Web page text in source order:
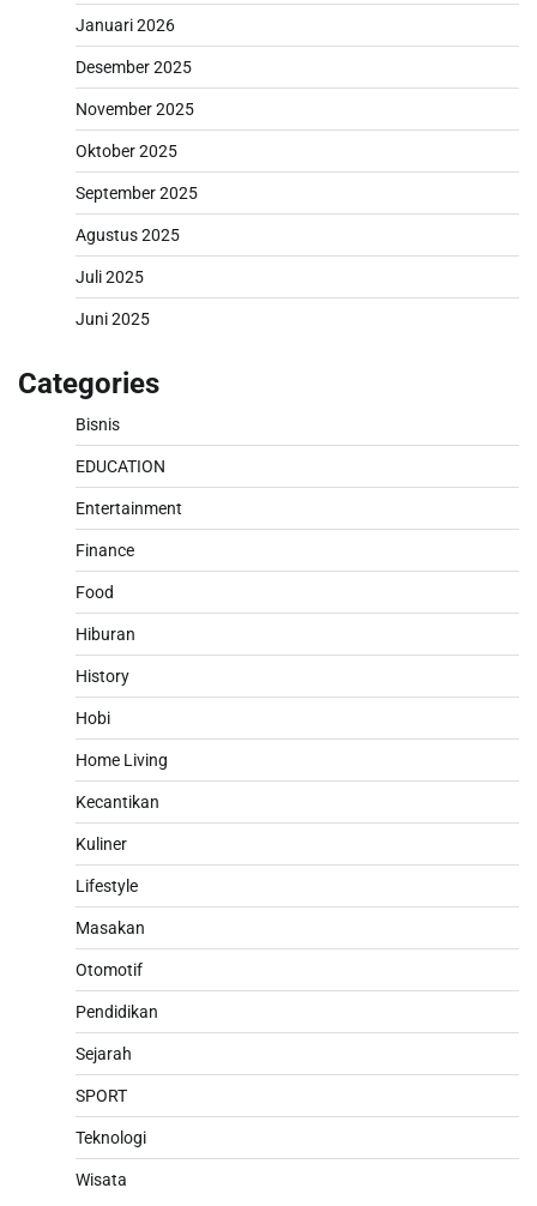
Januari 2026
Desember 2025
November 2025
Oktober 2025
September 2025
Agustus 2025
Juli 2025
Juni 2025
Categories
Bisnis
EDUCATION
Entertainment
Finance
Food
Hiburan
History
Hobi
Home Living
Kecantikan
Kuliner
Lifestyle
Masakan
Otomotif
Pendidikan
Sejarah
SPORT
Teknologi
Wisata